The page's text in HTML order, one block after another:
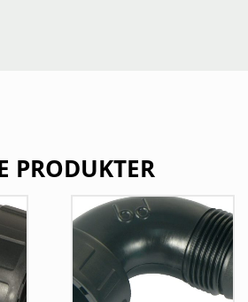
PRODUKTER